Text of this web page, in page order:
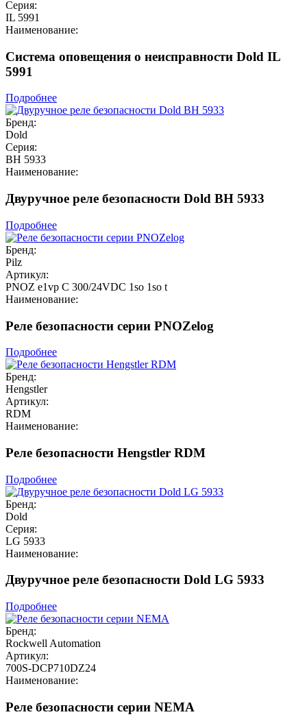
Серия:
IL 5991
Наименование:
Система оповещения о неисправности Dold IL
5991
Подробнее
Бренд:
Dold
Серия:
BH 5933
Наименование:
Двуручное реле безопасности Dold BH 5933
Подробнее
Бренд:
Pilz
Артикул:
PNOZ e1vp C 300/24VDC 1so 1so t
Наименование:
Реле безопасности серии PNOZelog
Подробнее
Бренд:
Hengstler
Артикул:
RDM
Наименование:
Реле безопасности Hengstler RDM
Подробнее
Бренд:
Dold
Серия:
LG 5933
Наименование:
Двуручное реле безопасности Dold LG 5933
Подробнее
Бренд:
Rockwell Automation
Артикул:
700S-DCP710DZ24
Наименование:
Реле безопасности серии NEMA